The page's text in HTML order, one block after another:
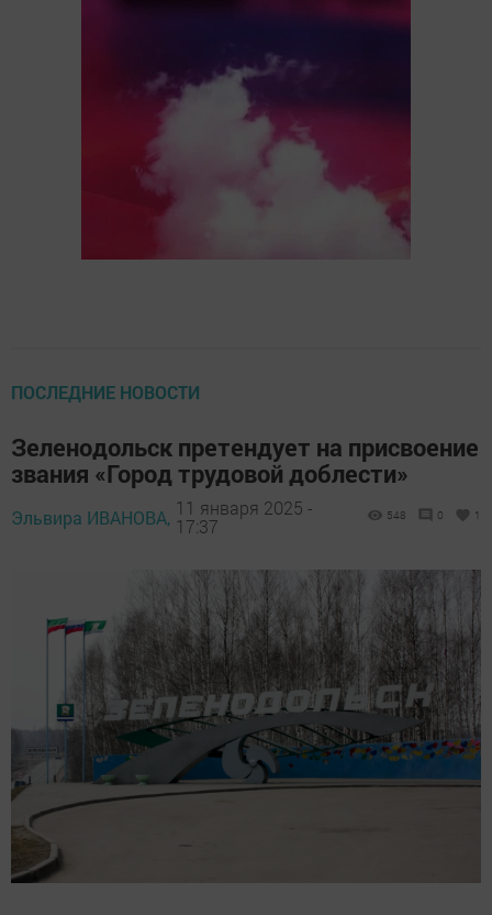
ПОСЛЕДНИЕ НОВОСТИ
Зеленодольск претендует на присвоение
звания «Город трудовой доблести»
Эльвира ИВАНОВА, 11 января 2025 -
17:37
548 0 1